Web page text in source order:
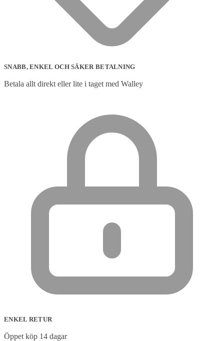
SNABB, ENKEL OCH SÄKER BETALNING
Betala allt direkt eller lite i taget med Walley
ENKEL RETUR
Öppet köp 14 dagar